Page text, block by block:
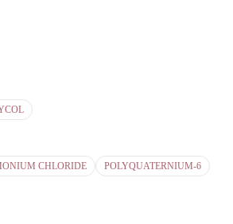
CHLORIDE POLYQUATERNIUM-6